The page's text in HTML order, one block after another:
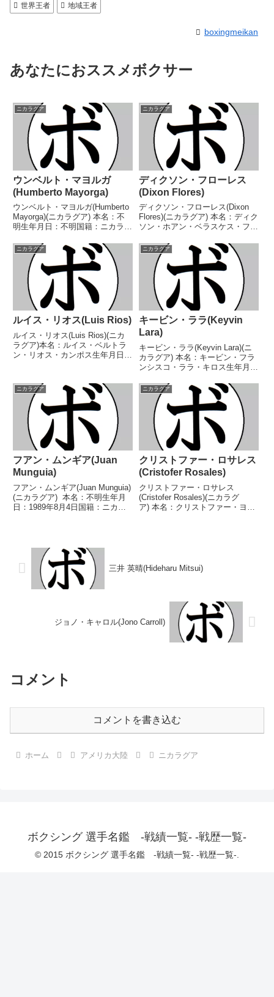
世界王者
地域王者
boxingmeikan
あなたにおススメボクサー
ニカラグア
ウンベルト・マヨルガ
(Humberto Mayorga)
ウンベルト・マヨルガ(Humberto
Mayorga)(ニカラグア) 本名：不
明生年月日：不明国籍：ニカラグ
得タイトル】なし 【戦歴】
1975/09/18 ●3RTKO フェリッ
クス・マドリーガル(...
ニカラグア
ディクソン・フローレス
(Dixon Flores)
ディクソン・フローレス(Dixon
Flores)(ニカラグア) 本名：ディク
ソン・ホアン・ベラスケス・フロ
国籍：ニカラグア戦績：36戦17
勝(6KO)14敗3分2無効試合 【獲
得タイトル】なし 【戦歴】2...
ニカラグア
ルイス・リオス(Luis Rios)
ルイス・リオス(Luis Rios)(ニカ
ラグア)本名：ルイス・ベルトラ
ン・リオス・カンポス生年月日：
効試合【獲得タイトル】なし【戦
歴】2011/07/30 ○1RT...
ニカラグア
キービン・ララ(Keyvin
Lara)
キービン・ララ(Keyvin Lara)(ニ
カラグア) 本名：キービン・フラ
ンシスコ・ララ・キロス生年月
グア戦績：41戦32勝(12KO)8敗1
分 【獲得タイトル】WBCラテン
アメリカスーパーフライ級暫定...
ニカラグア
フアン・ムンギア(Juan
Munguia)
フアン・ムンギア(Juan Munguia)
(ニカラグア) 本名：不明生年月
日：1989年8月4日国籍：ニカラ
ケル・ハー...
ニカラグア
クリストファー・ロサレス
(Cristofer Rosales)
クリストファー・ロサレス
(Cristofer Rosales)(ニカラグ
ア) 本名：クリストファー・ヨル
三井 英晴(Hideharu Mitsui)
ジョノ・キャロル(Jono Carroll)
コメント
コメントを書き込む
ホーム アメリカ大陸 ニカラグア
ボクシング 選手名鑑 -戦績一覧- -戦歴一覧-
© 2015 ボクシング 選手名鑑 -戦績一覧- -戦歴一覧-.